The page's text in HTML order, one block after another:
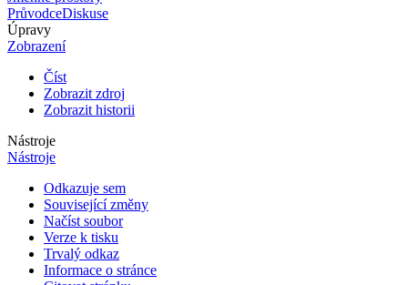
PrůvodceDiskuse
Úpravy
Zobrazení
Číst
Zobrazit zdroj
Zobrazit historii
Nástroje
Nástroje
Odkazuje sem
Související změny
Načíst soubor
Verze k tisku
Trvalý odkaz
Informace o stránce